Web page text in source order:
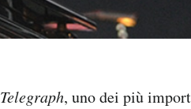
Telegraph, uno dei più